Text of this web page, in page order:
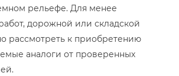
рельефе. Для менее
дорожной или складской
рассмотреть к приобретению
аналоги от проверенных